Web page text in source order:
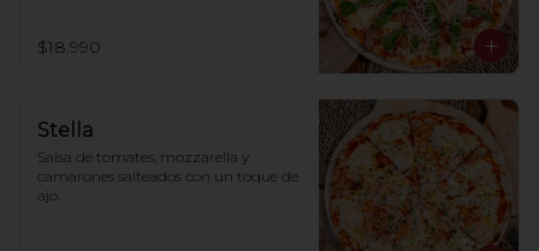
$18.990
Stella
Salsa de tomates, mozzarella y
camarones salteados con un toque de
ajo.